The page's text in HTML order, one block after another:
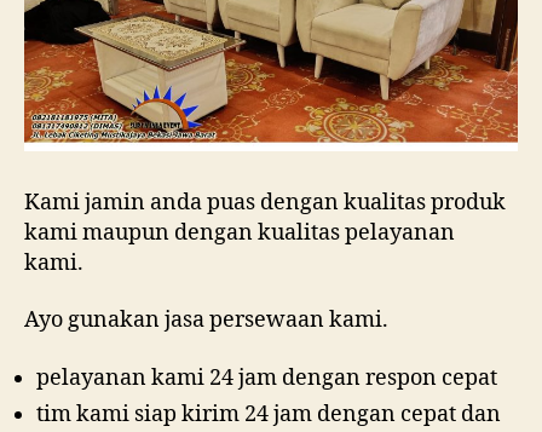
Kami jamin anda puas dengan kualitas produk
kami maupun dengan kualitas pelayanan
kami.
Ayo gunakan jasa persewaan kami.
pelayanan kami 24 jam dengan respon cepat
tim kami siap kirim 24 jam dengan cepat dan